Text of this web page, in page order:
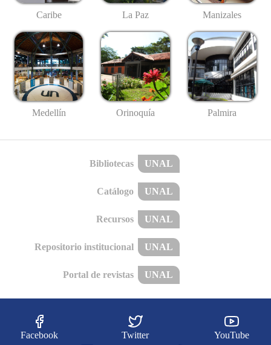
Caribe La Paz Manizales
Medellín Orinoquía Palmira
Bibliotecas UNAL
Catálogo UNAL
Recursos UNAL
Repositorio institucional UNAL
Portal de revistas UNAL
Facebook Twitter YouTube